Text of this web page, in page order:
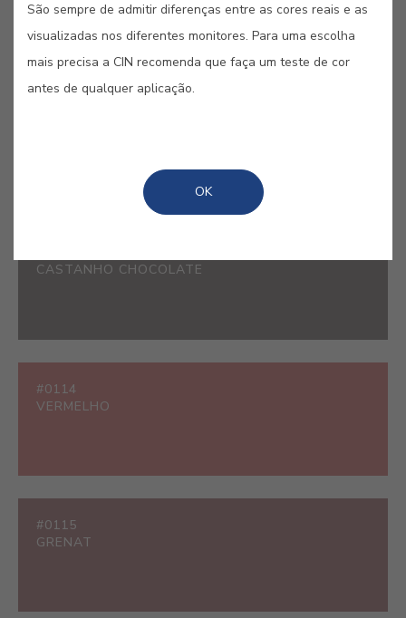
Cores de acabamento liso para destacar as linhas
perfeitas dos elementos metálicos.
CASTANHO CHOCOLATE
#0114
VERMELHO
#0115
GRENAT
São sempre de admitir diferenças entre as cores reais e as
visualizadas nos diferentes monitores. Para uma escolha
mais precisa a CIN recomenda que faça um teste de cor
antes de qualquer aplicação.
OK